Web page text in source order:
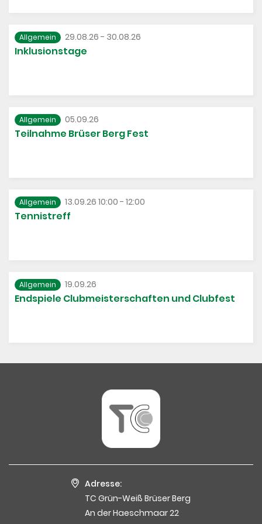
Allgemein 29.08.26 - 30.08.26
Inklusionstage
Allgemein 05.09.26
Teilnahme Brüser Berg Fest
Allgemein 13.09.26 10:00 - 12:00
Tennistreff
Allgemein 19.09.26
Endspiele Clubmeisterschaften und Clubfest
Adresse:
TC Grün-Weiß Brüser Berg
An der Haeschmaar 22